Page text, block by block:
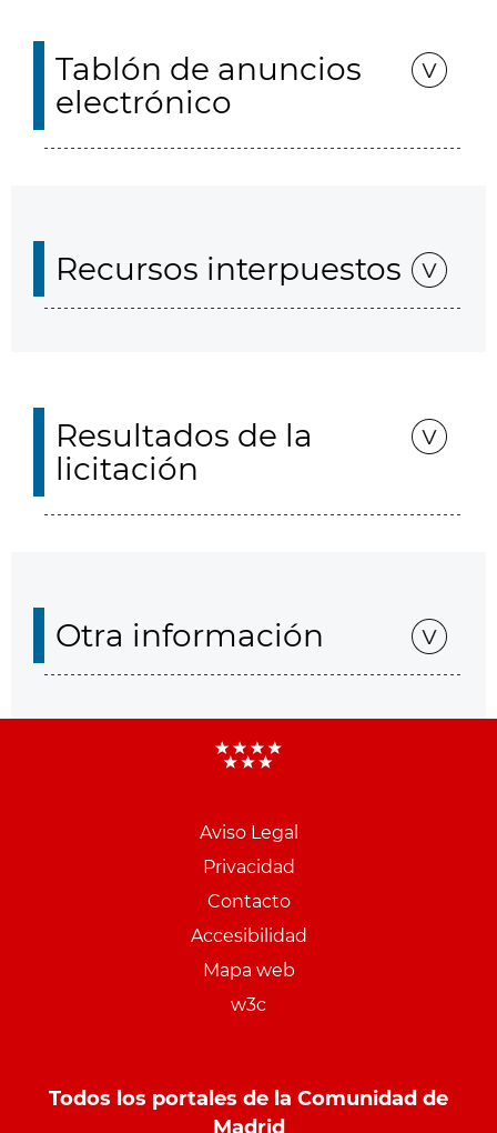
Tablón de anuncios
electrónico
Recursos interpuestos
Resultados de la
licitación
Otra información
Aviso Legal
Privacidad
Contacto
Accesibilidad
Mapa web
w3c
Todos los portales de la Comunidad de
Madrid